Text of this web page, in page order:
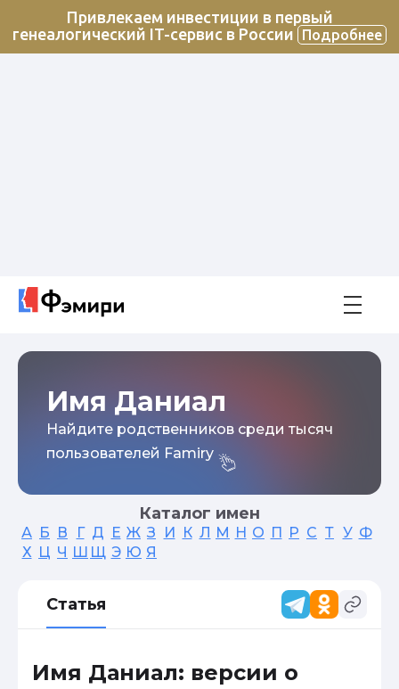
Привлекаем инвестиции в первый
генеалогический IT-сервис в России
Подробнее
Имя Даниал
Найдите родственников среди тысяч
пользователей Famiry
Каталог имен
А Б В Г Д Е Ж З И К Л М Н О П Р С Т У Ф
Х Ц Ч Ш Щ Э Ю Я
Статья
Имя Даниал: версии о